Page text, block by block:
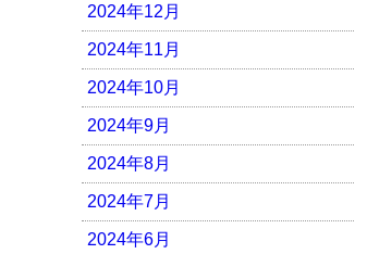
2024年12月
2024年11月
2024年10月
2024年9月
2024年8月
2024年7月
2024年6月